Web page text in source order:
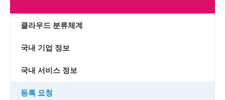
클라우드 분류체계
국내 기업 정보
국내 서비스 정보
등록 요청